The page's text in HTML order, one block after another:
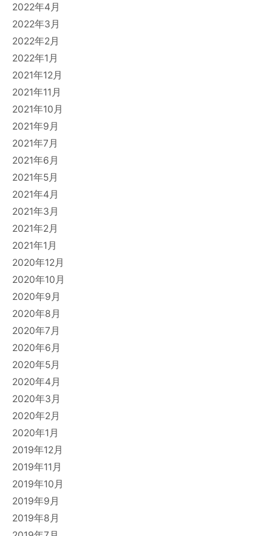
2022年4月
2022年3月
2022年2月
2022年1月
2021年12月
2021年11月
2021年10月
2021年9月
2021年7月
2021年6月
2021年5月
2021年4月
2021年3月
2021年2月
2021年1月
2020年12月
2020年10月
2020年9月
2020年8月
2020年7月
2020年6月
2020年5月
2020年4月
2020年3月
2020年2月
2020年1月
2019年12月
2019年11月
2019年10月
2019年9月
2019年8月